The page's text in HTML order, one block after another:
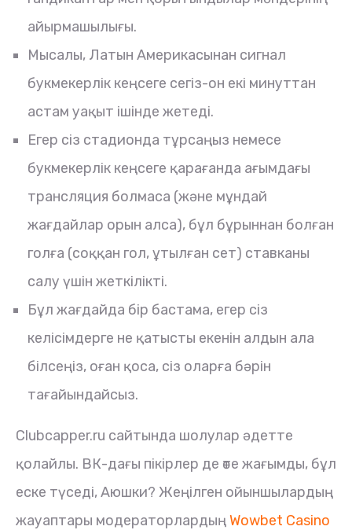
айырмашылығы.
Мысалы, Латын Америкасынан сигнал
букмекерлік кеңсеге сегіз-он екі минуттан
астам уақыт ішінде жетеді.
Егер сіз стадионда тұрсаңыз немесе
букмекерлік кеңсеге қарағанда ағымдағы
трансляция болмаса (және мұндай
жағдайлар орын алса), бұл бұрыннан болған
голға (соққан гол, ұтылған сет) ставканы
салу үшін жеткілікті.
Бұл жағдайда бір бастама, егер сіз
келісімдерге не қатысты екенін алдын ала
білсеңіз, оған қоса, сіз оларға бәрін
тағайындайсыз.
Clubcapper.ru сайтында шолулар әдетте
қолайлы. ВК-дағы пікірлер де өте жағымды, бұл
еске түседі, Аюшки? Жеңілген ойыншылардың
жауаптары модераторлардыңWowbet Casino